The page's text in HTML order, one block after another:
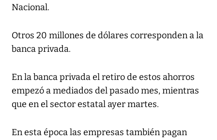
Nacional.
Otros 20 millones de dólares corresponden a la
banca privada.
En la banca privada el retiro de estos ahorros
empezó a mediados del pasado mes, mientras
que en el sector estatal ayer martes.
En esta época las empresas también pagan